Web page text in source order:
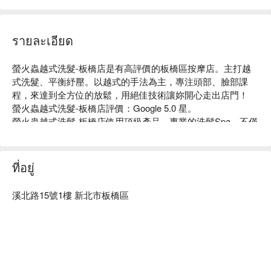
รายละเอียด
螢火蟲越式洗髮-板橋店是有高評價的板橋區按摩店。主打越
式洗髮、平衡紓壓。以越式的手法為主，專注頭部、臉部課
程，來達到全方位的放鬆，用絕佳技術讓妳開心走出店門！
螢火蟲越式洗髮-板橋店評價：Google 5.0 星。
螢火蟲越式洗髮-板橋店使用頂級產品，專業的洗髮Spa，不僅
螢火蟲越式洗髮-板橋店預約、螢火蟲越式洗髮-板橋店價格、
螢火蟲越式洗髮-板橋店優惠立刻查看⬇︎
ที่อยู่
溪北路15號1樓 新北市板橋區